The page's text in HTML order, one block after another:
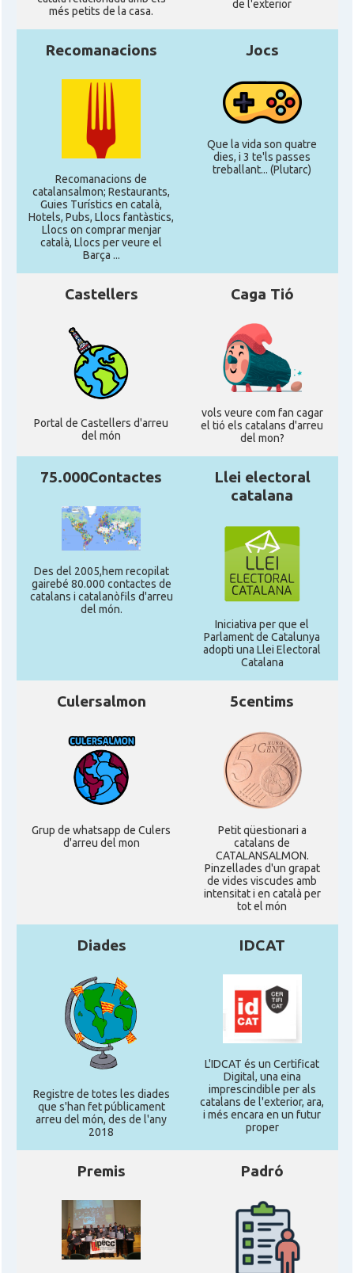
més petits de la casa.
de l'exterior
Recomanacions
Recomanacions de
catalansalmon; Restaurants,
Guies Turístics en català,
Hotels, Pubs, Llocs fantàstics,
Llocs on comprar menjar
català, Llocs per veure el
Barça ...
Jocs
Que la vida son quatre
dies, i 3 te'ls passes
treballant... (Plutarc)
Castellers
Portal de Castellers d'arreu
del món
Caga Tió
vols veure com fan cagar
el tió els catalans d'arreu
del mon?
75.000Contactes
Des del 2005,hem recopilat
gairebé 80.000 contactes de
catalans i catalanòfils d'arreu
del món.
Llei electoral
catalana
Iniciativa per que el
Parlament de Catalunya
adopti una Llei Electoral
Catalana
Culersalmon
Grup de whatsapp de Culers
d'arreu del mon
5centims
Petit qüestionari a
catalans de
CATALANSALMON.
Pinzellades d'un grapat
de vides viscudes amb
intensitat i en català per
tot el món
Diades
Registre de totes les diades
que s'han fet públicament
arreu del món, des de l'any
2018
IDCAT
L'IDCAT és un Certificat
Digital, una eina
imprescindible per als
catalans de l'exterior, ara,
i més encara en un futur
proper
Premis Padró